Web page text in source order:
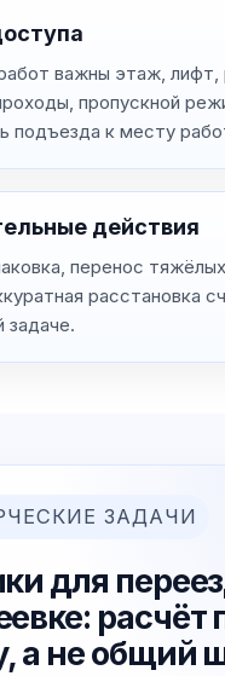
важны этаж, лифт,
пропускной
подъезда к месту
действия
перенос
расстановка
задаче.
ЗАДАЧИ
для
расчёт
а не общий